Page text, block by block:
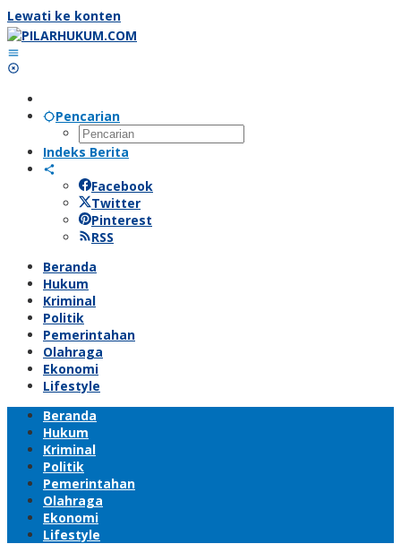
Lewati ke konten
Pencarian
Indeks Berita
Facebook
Twitter
Pinterest
RSS
Beranda
Hukum
Kriminal
Politik
Pemerintahan
Olahraga
Ekonomi
Lifestyle
Beranda
Hukum
Kriminal
Politik
Pemerintahan
Olahraga
Ekonomi
Lifestyle